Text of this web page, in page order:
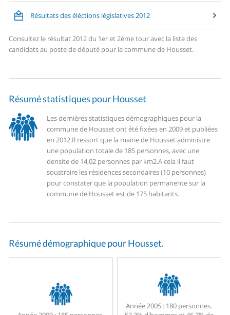
Résultats des éléctions législatives 2012
Consultez le résultat 2012 du 1er et 2ème tour avec la liste des
candidats au poste de député pour la commune de Housset.
Résumé statistiques pour Housset
Les dernières statistiques démographiques pour la
commune de Housset ont été fixées en 2009 et publiées
en 2012.Il ressort que la mairie de Housset administre
une population totale de 185 personnes, avec une
densite de 14,02 personnes par km2.A cela il faut
soustraire les résidences secondaires (10 personnes)
pour constater que la population permanente sur la
commune de Housset est de 175 habitants.
Résumé démographique pour Housset.
Année 2005 : 180 personnes.